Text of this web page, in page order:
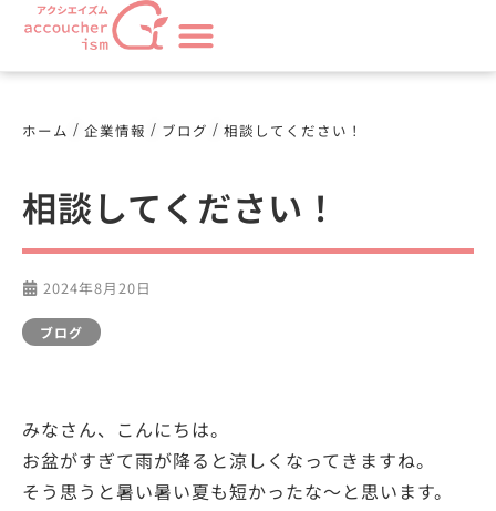
ホーム / 企業情報 / ブログ / 相談してください！
相談してください！
2024年8月20日
ブログ
みなさん、こんにちは。
お盆がすぎて雨が降ると涼しくなってきますね。
そう思うと暑い暑い夏も短かったな～と思います。